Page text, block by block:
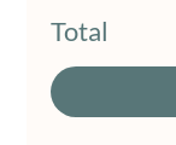
Total